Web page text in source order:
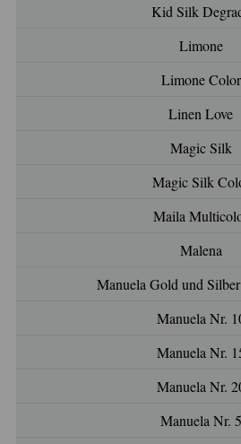
Kid Silk
Limone
Limone Color
Linen Love
Magic Silk
Magic Silk
Maila
Malena
Manuela Gold und
Manuela Nr.
Manuela Nr.
Manuela Nr.
Manuela Nr. 5